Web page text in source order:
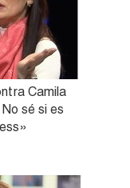
Camila
sé si es